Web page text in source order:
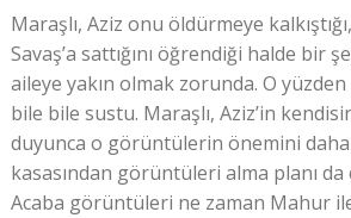
Maraşlı, Aziz onu öldürmeye
Savaş’a sattığını öğrendiği halde bir
aileye yakın olmak zorunda. O yüzden
bile bile sustu. Maraşlı, Aziz’in
duyunca o görüntülerin önemini daha
kasasından görüntüleri alma planı da
Acaba görüntüleri ne zaman Mahur